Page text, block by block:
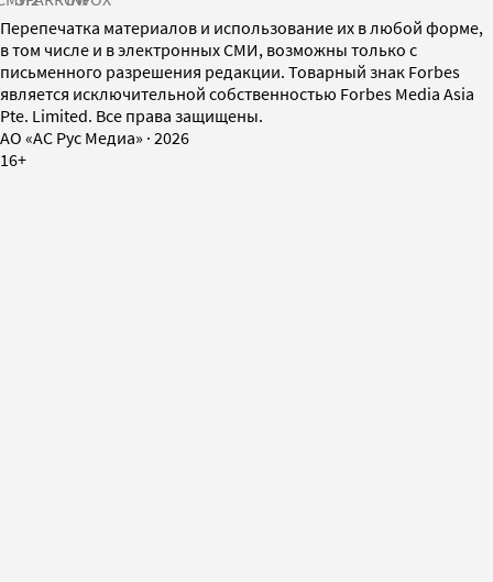
Перепечатка материалов и использование их в любой форме,
в том числе и в электронных СМИ, возможны только с
письменного разрешения редакции. Товарный знак Forbes
является исключительной собственностью Forbes Media Asia
Pte. Limited. Все права защищены.
AO «АС Рус Медиа» · 2026
16+